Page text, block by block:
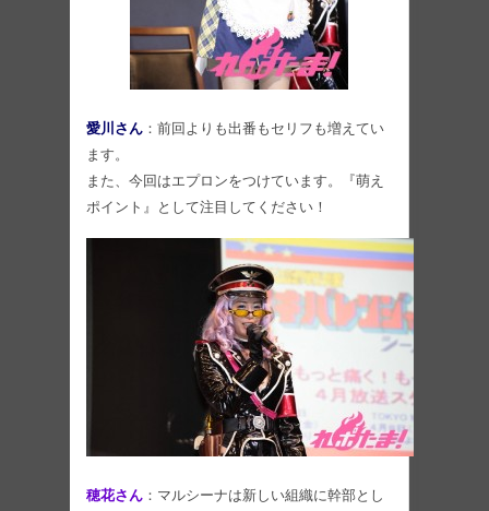
愛川さん ：前回よりも出番もセリフも増えてい
ます。
また、今回はエプロンをつけています。『萌え
ポイント』として注目してください！
穂花さん ：マルシーナは新しい組織に幹部とし